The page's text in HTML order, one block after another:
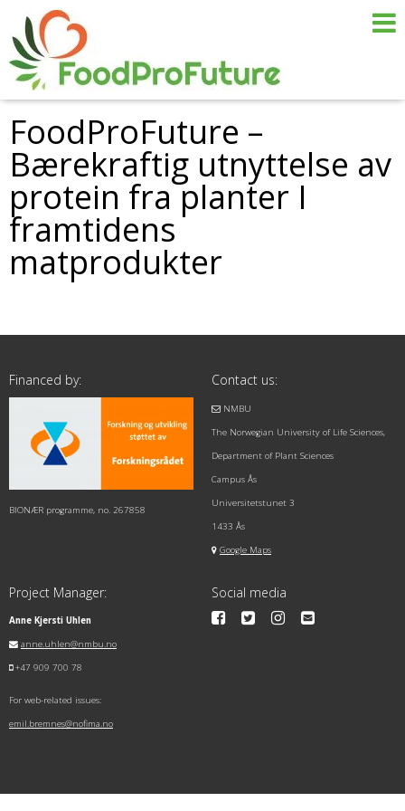
FoodProFuture –
Bærekraftig utnyttelse av
protein fra planter I
framtidens
matprodukter
Financed by:
BIONÆR programme, no. 267858
Contact us:
NMBU
The Norwegian University of Life Sciences,
Department of Plant Sciences
Campus Ås
Universitetstunet 3
1433 Ås
Google Maps
Project Manager:
Anne Kjersti Uhlen
anne.uhlen@nmbu.no
+47 909 700 78
For web-related issues:
emil.bremnes@nofima.no
Social media